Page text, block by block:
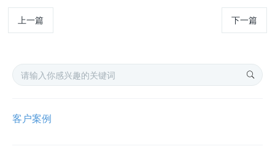
上一篇 下一篇
客户案例